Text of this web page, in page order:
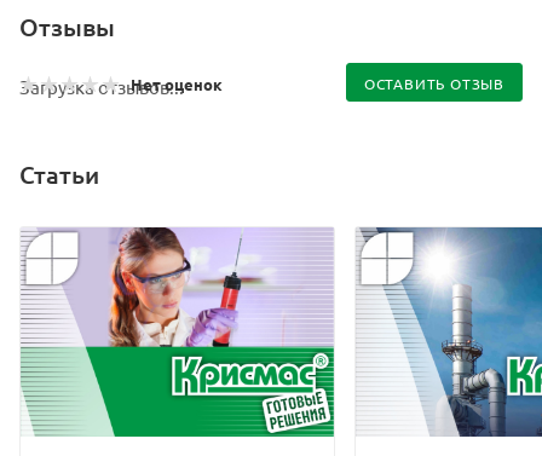
Отзывы
Нет оценок ОСТАВИТЬ ОТЗЫВ
Загрузка отзывов...
Статьи